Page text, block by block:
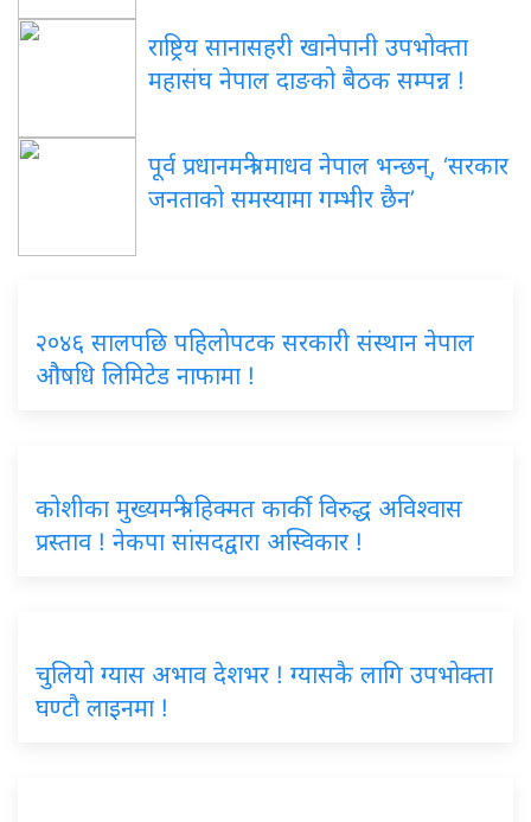
राष्ट्रिय सानासहरी खानेपानी उपभोक्ता
महासंघ नेपाल दाङको बैठक सम्पन्न !
पूर्व प्रधानमन्त्री माधव नेपाल भन्छन्, ‘सरकार
जनताको समस्यामा गम्भीर छैन’
२०४६ सालपछि पहिलोपटक सरकारी संस्थान नेपाल
औषधि लिमिटेड नाफामा !
कोशीका मुख्यमन्त्री हिक्मत कार्की विरुद्ध अविश्वास
प्रस्ताव ! नेकपा सांसदद्वारा अस्विकार !
चुलियो ग्यास अभाव देशभर ! ग्यासकै लागि उपभोक्ता
घण्टौ लाइनमा !